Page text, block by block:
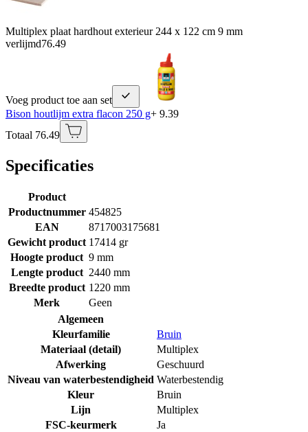
Multiplex plaat hardhout exterieur 244 x 122 cm 9 mm
verlijmd76.49
Voeg product toe aan set
Bison houtlijm extra flacon 250 g+ 9.39
Totaal 76.49
Specificaties
Product
Productnummer 454825
EAN
8717003175681
Gewicht product 17414 gr
Hoogte product 9 mm
Lengte product 2440 mm
Breedte product 1220 mm
Merk
Geen
Algemeen
Kleurfamilie
Bruin
Materiaal (detail)
Multiplex
Afwerking
Geschuurd
Niveau van waterbestendigheid Waterbestendig
Kleur
Bruin
Lijn
Multiplex
FSC-keurmerk
Ja